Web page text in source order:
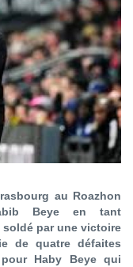
au Roazhon
Beye en tant
soldé par une victoire
de quatre défaites
Haby Beye qui